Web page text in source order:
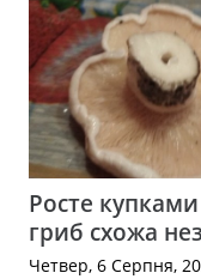
Росте
гриб схожа
Четвер, 6 Серпня,